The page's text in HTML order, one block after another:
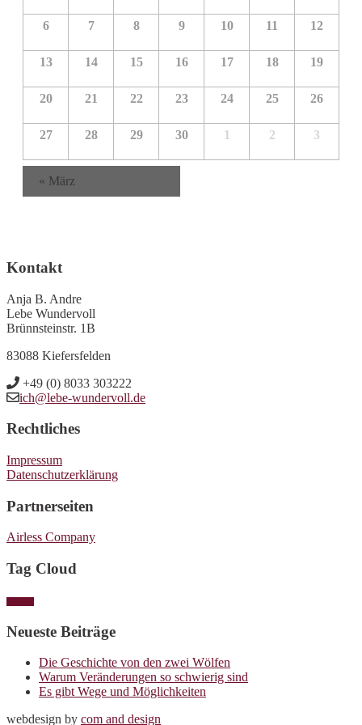
n
n
u
h
e
d
n
s
i
h
e
n
,
N
v
i
a
t
o
n
t
n
N
g
t
i
n
l
n
r
o
a
n
s
t
a
l
t
u
g
n
6 7 8 9 10 11 12
13 14 15 16 17 18 19
20 21 22 23 24 25 26
27 28 29 30 1 2 3
« März
Kontakt
Anja B. Andre
Lebe Wundervoll
Brünnsteinstr. 1B
83088 Kiefersfelden
+49 (0) 8033 303222
ich@lebe-wundervoll.de
Rechtliches
Impressum
Datenschutzerklärung
Partnerseiten
Airless Company
Tag Cloud
Neueste Beiträge
Die Geschichte von den zwei Wölfen
Warum Veränderungen so schwierig sind
Es gibt Wege und Möglichkeiten
webdesign by com and design